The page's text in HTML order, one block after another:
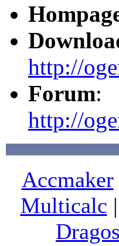
http://
Forum:
http://
Accmaker
Multicalc |